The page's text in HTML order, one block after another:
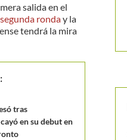
salida en el
ronday la
tendrá la mira
tras
en su debut en